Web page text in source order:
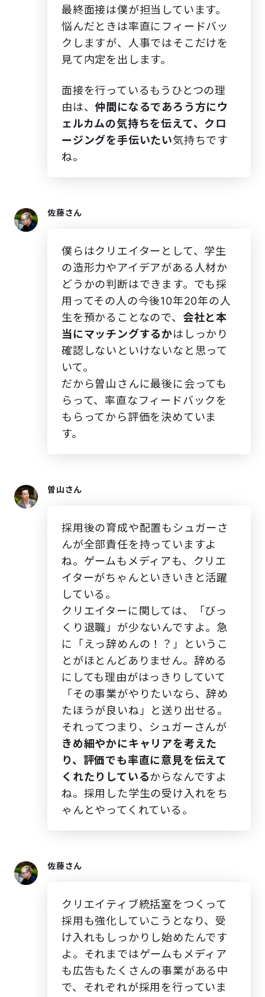
最終面接は僕が担当しています。
悩んだときは率直にフィードバッ
クしますが、人事ではそこだけを
見て内定を出します。
面接を行っているもうひとつの理
由は、仲間になるであろう方にウ
ェルカムの気持ちを伝えて、クロ
ージングを手伝いたい気持ちです
ね。
佐藤さん
僕らはクリエイターとして、学生
の造形力やアイデアがある人材か
どうかの判断はできます。でも採
用ってその人の今後10年20年の人
生を預かることなので、 会社と本
当にマッチングするかはしっかり
確認しないといけないなと思って
いて。
だから曽山さんに最後に会っても
らって、率直なフィードバックを
もらってから評価を決めていま
す。
曽山さん
採用後の育成や配置もシュガーさ
んが全部責任を持っていますよ
ね。ゲームもメディアも、クリエ
イターがちゃんといきいきと活躍
している。
クリエイターに関しては、「びっ
くり退職」が少ないんですよ。急
に「えっ辞めんの！？」というこ
とがほとんどありません。辞める
にしても理由がはっきりしていて
「その事業がやりたいなら、辞め
たほうが良いね」と送り出せる。
それってつまり、シュガーさんが
きめ細やかにキャリアを考えた
り、評価でも率直に意見を伝えて
くれたりしているからなんですよ
ね。採用した学生の受け入れをち
ゃんとやってくれている。
佐藤さん
クリエイティブ統括室をつくって
採用も強化していこうとなり、受
け入れもしっかりし始めたんです
よ。それまではゲームもメディア
も広告もたくさんの事業がある中
で、それぞれが採用を行っていま